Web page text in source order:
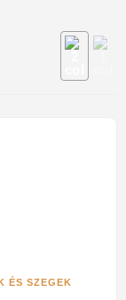
ÉS SZEGEK